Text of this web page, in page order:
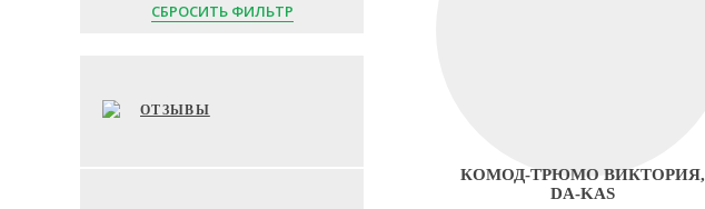
СБРОСИТЬ ФИЛЬТР
ОТЗЫВЫ
КОМОД-ТРЮМО ВИКТОРИЯ,
DA-KAS